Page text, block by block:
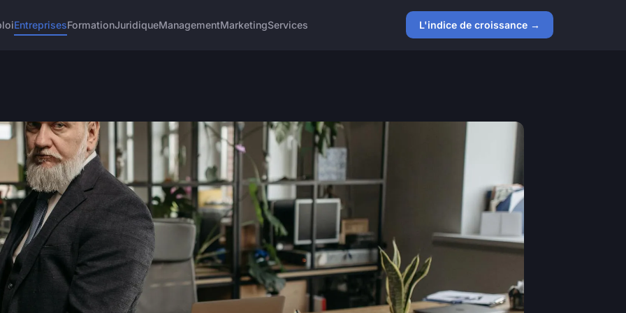
EntreprisesFormationJuridiqueManagementMarketingServices L'indice de croissance →